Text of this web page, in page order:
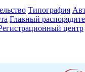
Типография
Главный
центр